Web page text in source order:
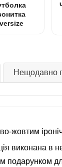
Нещодавно
жовтим
виконана в
подарунком